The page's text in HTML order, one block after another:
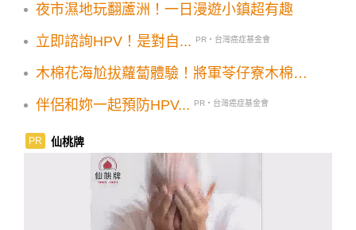
夜市濕地玩翻蘆洲！一日漫遊小鎮超有趣
立即諮詢HPV！是對自...
PR・台灣癌症基金會
木棉花海尬拔蘿蔔體驗！將軍苓仔寮木棉花
伴侶和妳一起預防HPV...
PR・台灣癌症基金會
PR 仙桃牌